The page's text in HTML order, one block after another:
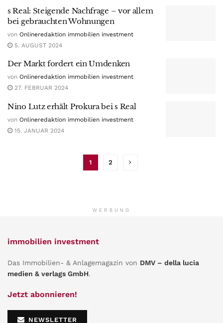
s Real: Steigende Nachfrage – vor allem
bei gebrauchten Wohnungen
von Onlineredaktion immobilien investment
5. AUGUST 2024
Der Markt fordert ein Umdenken
von Onlineredaktion immobilien investment
27. FEBRUAR 2024
Nino Lutz erhält Prokura bei s Real
von Onlineredaktion immobilien investment
15. JANUAR 2024
1 2
WERBUNG
immobilien investment
Das Immobilien- & Anlagemagazin von DMV – della lucia
medien & verlags GmbH.
Jetzt abonnieren!
NEWSLETTER